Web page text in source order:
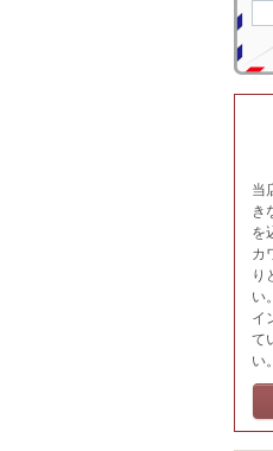
当
き
を
カ
り
い
イ
て
い。